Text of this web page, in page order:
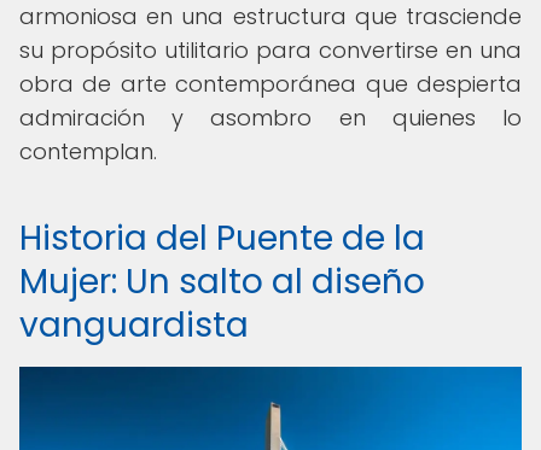
armoniosa en una estructura que trasciende
su propósito utilitario para convertirse en una
obra de arte contemporánea que despierta
admiración y asombro en quienes lo
contemplan.
Historia del Puente de la
Mujer: Un salto al diseño
vanguardista